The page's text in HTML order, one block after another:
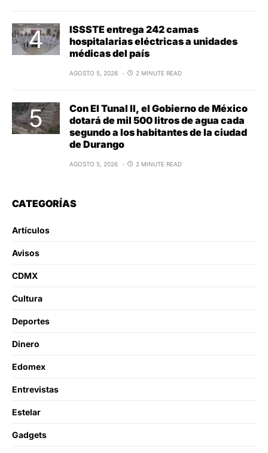
ISSSTE entrega 242 camas
hospitalarias eléctricas a unidades
médicas del país
AGOSTO 5, 2026 2 MINUTE READ
Con El Tunal II, el Gobierno de México
dotará de mil 500 litros de agua cada
segundo a los habitantes de la ciudad
de Durango
AGOSTO 5, 2026 2 MINUTE READ
CATEGORÍAS
Artículos
Avisos
CDMX
Cultura
Deportes
Dinero
Edomex
Entrevistas
Estelar
Gadgets